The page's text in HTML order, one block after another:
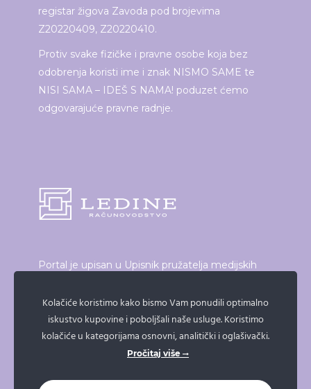
registar žigova Zavoda pod brojevima
Z20220409, Z20220410.
Protiv svake fizičke i pravne osobe koja bez
odobrenja koristi ime i znak NISMO SAME te
NISI SAMA – IDEŠ S NAMA! poduzet ćemo
odgovarajuće pravne radnje.
Portal je upisan u Upisnik pružatelja medijskih
proizvođača audiovizualnog i radijskog programa
koji vodi Vijeće za elektroničke medije.
Broj upisa: 21/19
Kolačiće koristimo kako bismo Vam ponudili optimalno
iskustvo kupovine i poboljšali naše usluge. Koristimo
kolačiće u kategorijama osnovni, analitički i oglašivački.
Pročitaj više